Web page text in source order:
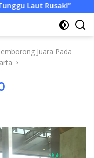
Tongkang
Juara Pada